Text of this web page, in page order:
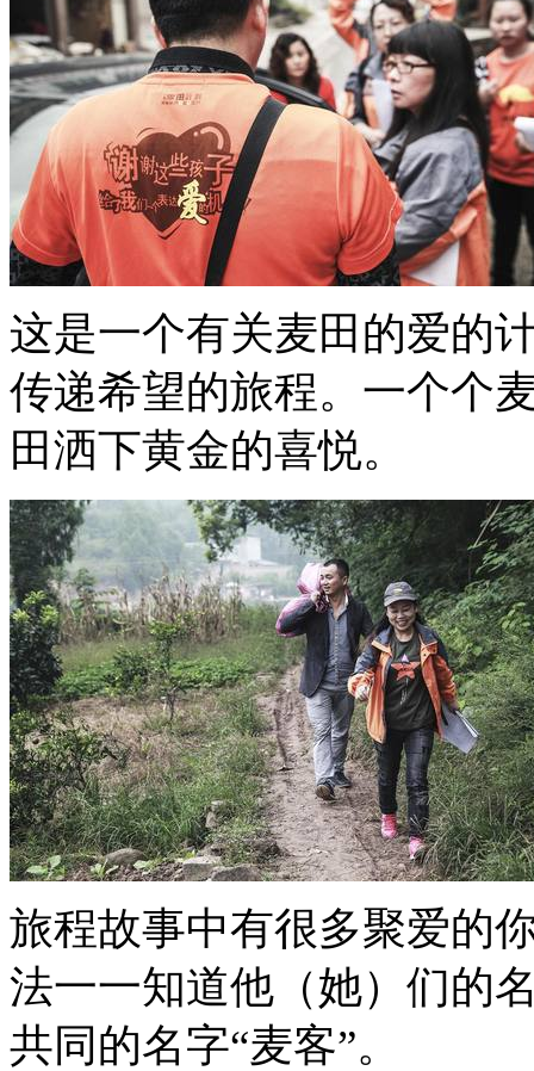
这是一个有关麦田的爱的
传递希望的旅程。一个个
田洒下黄金的喜悦。
旅程故事中有很多聚爱的
法一一知道他（她）们的
共同的名字“麦客”。